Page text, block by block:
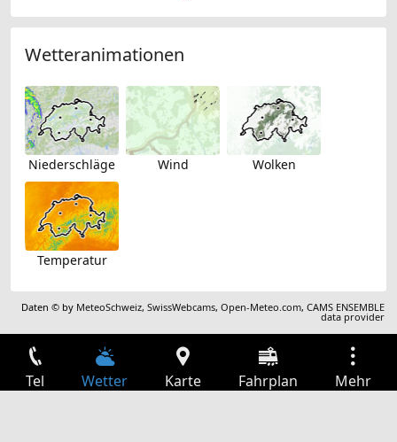
Wetteranimationen
Niederschläge Wind Wolken
Temperatur
Daten © by MeteoSchweiz,SwissWebcams,Open-Meteo.com,CAMS ENSEMBLE
data provider
Tel Wetter Karte Fahrplan Mehr